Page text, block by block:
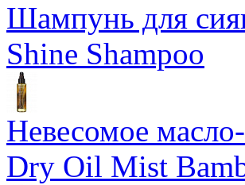
Шампунь для
Shine Shampoo
Невесомое
Dry Oil Mist